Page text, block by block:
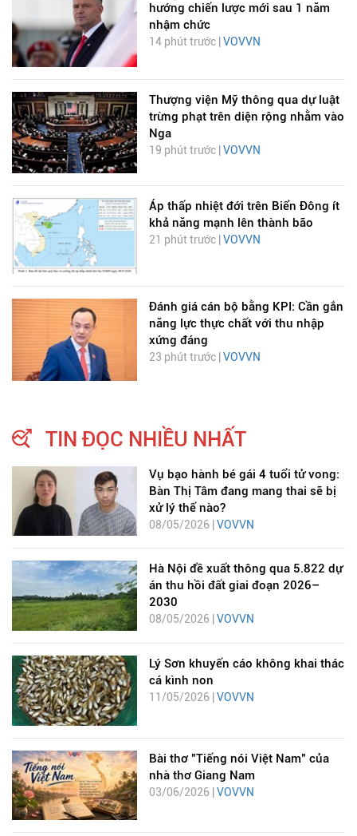
hướng chiến lược mới sau 1 năm
nhậm chức
14 phút trước | VOVVN
Thượng viện Mỹ thông qua dự luật
trừng phạt trên diện rộng nhằm vào
Nga
19 phút trước | VOVVN
Áp thấp nhiệt đới trên Biển Đông ít
khả năng mạnh lên thành bão
21 phút trước | VOVVN
Đánh giá cán bộ bằng KPI: Cần gắn
năng lực thực chất với thu nhập
xứng đáng
23 phút trước | VOVVN
TIN ĐỌC NHIỀU NHẤT
Vụ bạo hành bé gái 4 tuổi tử vong:
Bàn Thị Tâm đang mang thai sẽ bị
xử lý thế nào?
08/05/2026 | VOVVN
Hà Nội đề xuất thông qua 5.822 dự
án thu hồi đất giai đoạn 2026–
2030
08/05/2026 | VOVVN
Lý Sơn khuyến cáo không khai thác
cá kình non
11/05/2026 | VOVVN
Bài thơ "Tiếng nói Việt Nam" của
nhà thơ Giang Nam
03/06/2026 | VOVVN